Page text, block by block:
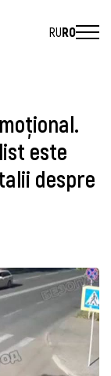
RURO
este
despre